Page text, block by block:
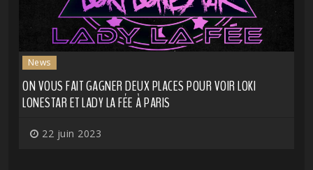
News
ON VOUS FAIT GAGNER DEUX PLACES POUR VOIR LOKI
LONESTAR ET LADY LA FÉE À PARIS
22 juin 2023